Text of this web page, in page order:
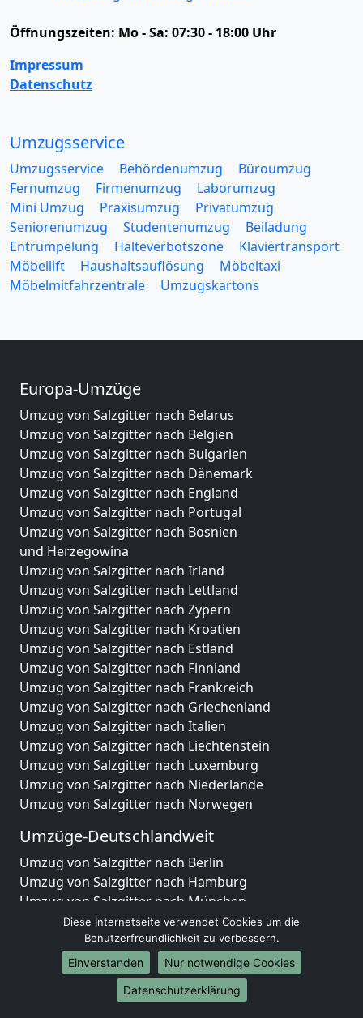
Öffnungszeiten: Mo - Sa: 07:30 - 18:00 Uhr
Impressum
Datenschutz
Umzugsservice
Umzugsservice Behördenumzug
Büroumzug
Fernumzug
Firmenumzug
Laborumzug
Mini Umzug
Praxisumzug
Privatumzug
Seniorenumzug
Studentenumzug
Beiladung
Entrümpelung
Halteverbotszone
Klaviertransport
Möbellift
Haushaltsauflösung
Möbeltaxi
Möbelmitfahrzentrale
Umzugskartons
Europa-Umzüge
Umzug von Salzgitter nach Belarus
Umzug von Salzgitter nach Belgien
Umzug von Salzgitter nach Bulgarien
Umzug von Salzgitter nach Dänemark
Umzug von Salzgitter nach England
Umzug von Salzgitter nach Portugal
Umzug von Salzgitter nach Bosnien
und Herzegowina
Umzug von Salzgitter nach Irland
Umzug von Salzgitter nach Lettland
Umzug von Salzgitter nach Zypern
Umzug von Salzgitter nach Kroatien
Umzug von Salzgitter nach Estland
Umzug von Salzgitter nach Finnland
Umzug von Salzgitter nach Frankreich
Umzug von Salzgitter nach Griechenland
Umzug von Salzgitter nach Italien
Umzug von Salzgitter nach Liechtenstein
Umzug von Salzgitter nach Luxemburg
Umzug von Salzgitter nach Niederlande
Umzug von Salzgitter nach Norwegen
Umzüge-Deutschlandweit
Umzug von Salzgitter nach Berlin
Umzug von Salzgitter nach Hamburg
Umzug von Salzgitter nach München
Umzug von Salzgitter nach Köln
Umzug von Salzgitter nach Frankfurt am Main
Umzug von Salzgitter nach Stuttgart
Umzug von Salzgitter nach Düsseldorf
Umzug von Salzgitter nach Leipzig
Diese Internetseite verwendet Cookies um die
Benutzerfreundlichkeit zu verbessern.
Einverstanden
Nur notwendige Cookies
Datenschutzerklärung